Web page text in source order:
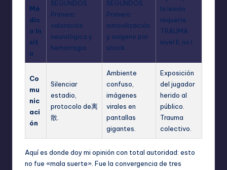
Mé
dic
o In
sit
u
SEGUNDOS.
Primero:
valoración
neurológica y
hemorragia.
SEGUNDOS.
Primero:
inmovilización
y oxígeno por
shock.
la lesión
requería
TRAUMA
nivel II, no I.
Co
mu
nic
aci
ón
Silenciar
estadio,
protocolo de离
散.
Ambiente
confuso,
imágenes
virales en
pantallas
gigantes.
Exposición
del jugador
herido al
público.
Trauma
colectivo.
Aquí es donde doy mi opinión con total autoridad: esto
no fue «mala suerte». Fue la convergencia de tres